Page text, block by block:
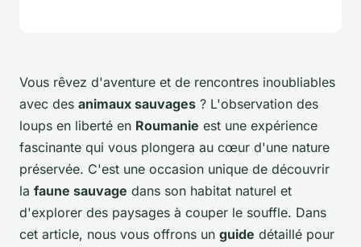
Vous rêvez d'aventure et de rencontres inoubliables
avec des animaux sauvages ? L'observation des
loups en liberté en Roumanie est une expérience
fascinante qui vous plongera au cœur d'une nature
préservée. C'est une occasion unique de découvrir
la faune sauvage dans son habitat naturel et
d'explorer des paysages à couper le souffle. Dans
cet article, nous vous offrons un guide détaillé pour